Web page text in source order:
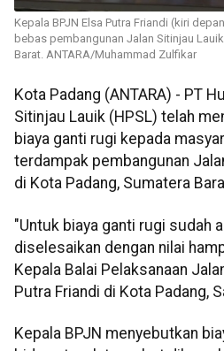
Kepala BPJN Elsa Putra Friandi (kiri
bebas pembangunan Jalan Sitinjau
Barat. ANTARA/Muhammad Zulfikar
Kota Padang (ANTARA) - PT
Sitinjau Lauik (HPSL) telah
biaya ganti rugi kepada
terdampak pembangunan
di Kota Padang, Sumatera
"Untuk biaya ganti rugi sudah
diselesaikan dengan nilai
Kepala Balai Pelaksanaan
Putra Friandi di Kota Padang,
Kepala BPJN menyebutkan